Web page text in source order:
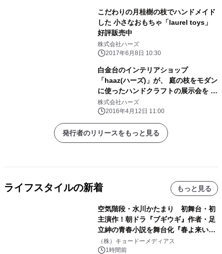
こだわりの月桂樹の枝でハンドメイド
した 小さなおもちゃ「laurel toys」
好評販売中
株式会社ハーズ
2017年6月8日 10:30
白金台のインテリアショップ
「haaz(ハーズ)」が、 庭の枝をモダン
に使ったハンドクラフトの展示会を 5
月1日～10日まで開催
株式会社ハーズ
2016年4月12日 11:00
発行者のリリースをもっと見る
ライフスタイルの新着 もっと見る
空気階段・水川かたまり 初舞台・初
主演作！朝ドラ『ブギウギ』作者・足
立紳の青春小説を舞台化『春よ来い、
マジで来い』キービジュアル解禁！
（株）キョードーメディアス
1時間前